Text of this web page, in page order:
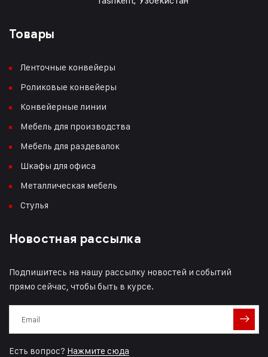
Товары
Ленточные конвейеры
Роликовые конвейеры
Конвейерные линии
Мебель для производства
Мебель для раздевалок
Шкафы для офиса
Металлическая мебель
Стулья
Новостная рассылка
Подпишитесь на нашу рассылку новостей и событий
прямо сейчас, чтобы быть в курсе.
Есть вопрос? Нажмите сюда